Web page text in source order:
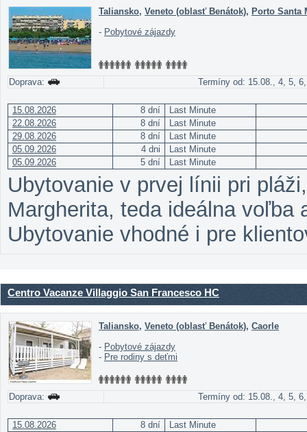
Taliansko, Veneto (oblasť Benátok), Porto Santa
- Pobytové zájazdy
Doprava: Termíny od: 15.08., 4, 5,
15.08.2026 8 dní
Last Minute
22.08.2026
8 dní
Last Minute
29.08.2026
8 dní
Last Minute
05.09.2026
4 dni
Last Minute
05.09.2026
5 dní Last Minute
Ubytovanie v prvej línii pri
Margherita, teda ideálna
Ubytovanie vhodné i pre
Centro Vacanze Villaggio San Francesco HC
Taliansko, Veneto (oblasť Benátok), Caorle
- Pobytové zájazdy
- Pre rodiny s deťmi
Doprava: Termíny od: 15.08., 4, 5,
15.08.2026 8 dní
Last Minute